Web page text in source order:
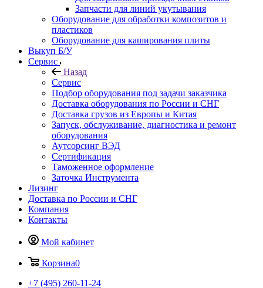
Запчасти для линий укутывания
Оборудование для обработки композитов и
пластиков
Оборудование для каширования плиты
Выкуп Б/У
Сервис
Назад
Сервис
Подбор оборудования под задачи заказчика
Доставка оборудования по России и СНГ
Доставка грузов из Европы и Китая
Запуск, обслуживание, диагностика и ремонт
оборудования
Аутсорсинг ВЭД
Сертификация
Таможенное оформление
Заточка Инструмента
Лизинг
Доставка по России и СНГ
Компания
Контакты
Мой кабинет
Корзина0
+7 (495) 260-11-24